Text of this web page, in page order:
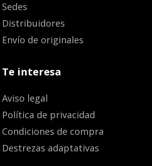
Sedes
Distribuidores
Envío de originales
Te interesa
Aviso legal
Política de privacidad
Condiciones de compra
Destrezas adaptativas